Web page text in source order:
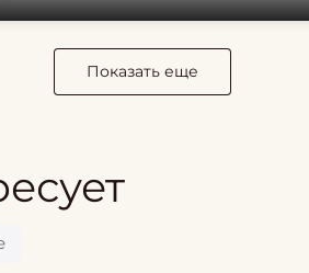
Показать еще